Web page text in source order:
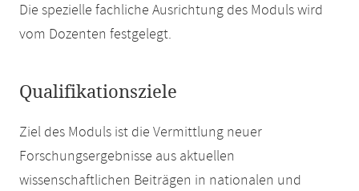
Die spezielle fachliche Ausrichtung des Moduls wird
vom Dozenten festgelegt.
Qualifikationsziele
Ziel des Moduls ist die Vermittlung neuer
Forschungsergebnisse aus aktuellen
wissenschaftlichen Beiträgen in nationalen und